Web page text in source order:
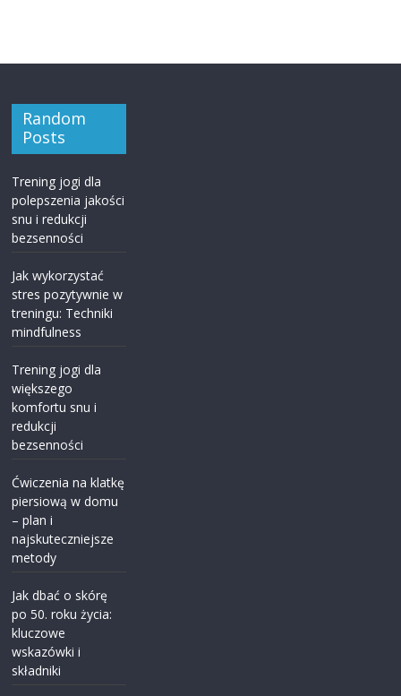
Random
Posts
Trening jogi dla
polepszenia jakości
snu i redukcji
bezsenności
Jak wykorzystać
stres pozytywnie w
treningu: Techniki
mindfulness
Trening jogi dla
większego
komfortu snu i
redukcji
bezsenności
Ćwiczenia na klatkę
piersiową w domu
– plan i
najskuteczniejsze
metody
Jak dbać o skórę
po 50. roku życia:
kluczowe
wskazówki i
składniki